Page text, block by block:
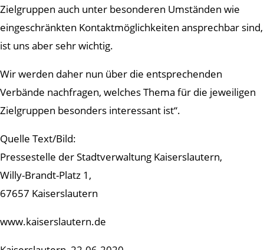
Zielgruppen auch unter besonderen Umständen wie
eingeschränkten Kontaktmöglichkeiten ansprechbar sind,
ist uns aber sehr wichtig.
Wir werden daher nun über die entsprechenden
Verbände nachfragen, welches Thema für die jeweiligen
Zielgruppen besonders interessant ist“.
Quelle Text/Bild:
Pressestelle der Stadtverwaltung Kaiserslautern,
Willy-Brandt-Platz 1,
67657 Kaiserslautern
www.kaiserslautern.de